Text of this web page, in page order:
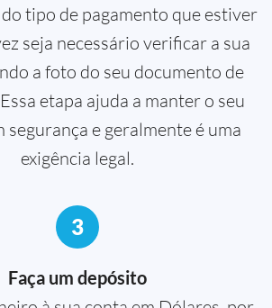
tipo de pagamento que estiver
seja necessário verificar a sua
a foto do seu documento de
etapa ajuda a manter o seu
segurança e geralmente é uma
exigência legal.
3
Faça um depósito